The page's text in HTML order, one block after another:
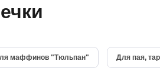
маффинов "Тюльпан" Для пая,